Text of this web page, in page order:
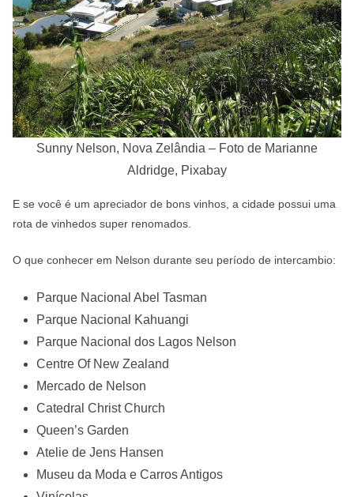
Sunny Nelson, Nova Zelândia – Foto de Marianne
Aldridge, Pixabay
E se você é um apreciador de bons vinhos, a cidade possui uma
rota de vinhedos super renomados.
O que conhecer em Nelson durante seu período de intercambio:
Parque Nacional Abel Tasman
Parque Nacional Kahuangi
Parque Nacional dos Lagos Nelson
Centre Of New Zealand
Mercado de Nelson
Catedral Christ Church
Queen’s Garden
Atelie de Jens Hansen
Museu da Moda e Carros Antigos